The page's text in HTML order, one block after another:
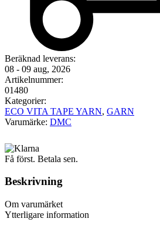
Beräknad leverans:
08 - 09 aug, 2026
Artikelnummer:
01480
Kategorier:
ECO VITA TAPE YARN, GARN
Varumärke: DMC
Få först. Betala sen.
Beskrivning
Om varumärket
Ytterligare information